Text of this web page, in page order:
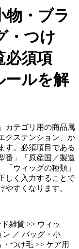
物・ブラ
・つけ
必須項
ールを解
カテゴリ用の商品属
クステンション、か
す。必須項目である
番」「原産国／製造
「ウィッグの種類」
しく入力することで
すくなります。
雑貨 >> ウィッ
／ バッグ・小
つけ毛 >> ケア用